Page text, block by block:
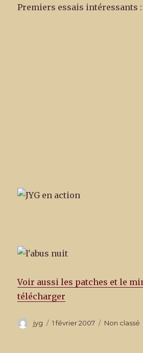
Premiers essais intéressants :
Voir aussi les patches et le
télécharger
Auteur
jyg
Publié
1 février 2007 Catégories
Non classé